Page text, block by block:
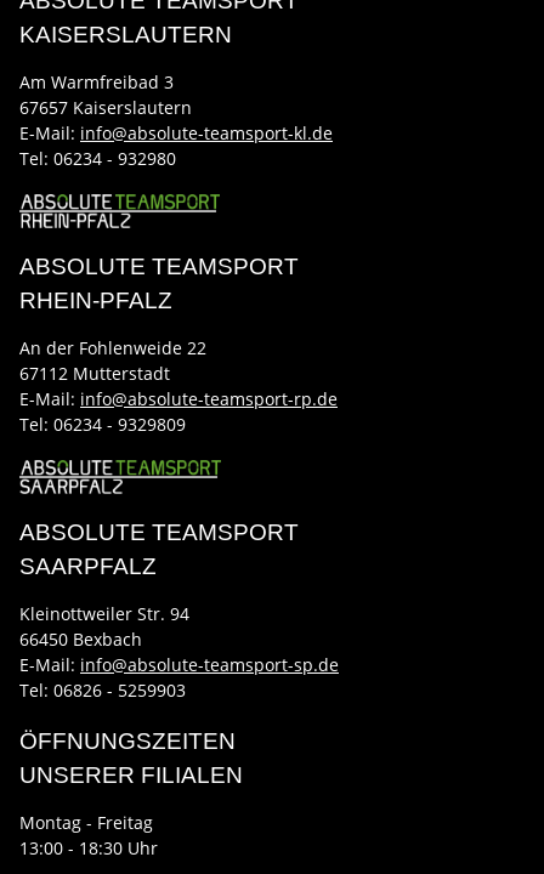
KAISERSLAUTERN
Am Warmfreibad 3
67657 Kaiserslautern
E-Mail: info@absolute-teamsport-kl.de
Tel: 06234 - 932980
ABSOLUTE TEAMSPORT
RHEIN-PFALZ
An der Fohlenweide 22
67112 Mutterstadt
E-Mail: info@absolute-teamsport-rp.de
Tel: 06234 - 9329809
ABSOLUTE TEAMSPORT
SAARPFALZ
Kleinottweiler Str. 94
66450 Bexbach
E-Mail: info@absolute-teamsport-sp.de
Tel: 06826 - 5259903
ÖFFNUNGSZEITEN
UNSERER FILIALEN
Montag - Freitag
13:00 - 18:30 Uhr